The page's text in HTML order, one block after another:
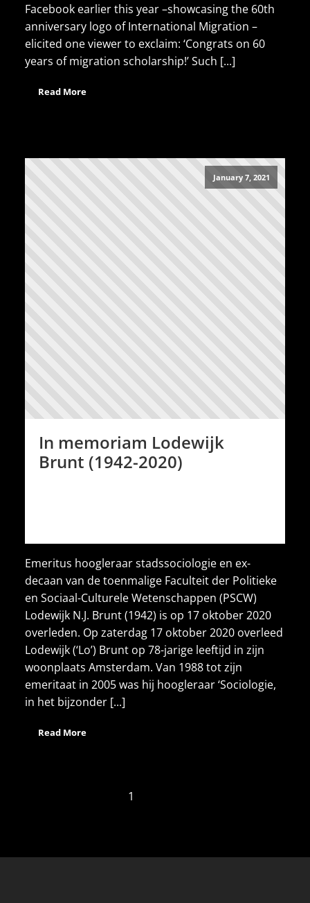
Facebook earlier this year –showcasing the 60th
anniversary logo of International Migration –
elicited one viewer to exclaim: ‘Congrats on 60
years of migration scholarship!’ Such [...]
Read More
January 7, 2021
In memoriam Lodewijk
Brunt (1942-2020)
Emeritus hoogleraar stadssociologie en ex-
decaan van de toenmalige Faculteit der Politieke
en Sociaal-Culturele Wetenschappen (PSCW)
Lodewijk N.J. Brunt (1942) is op 17 oktober 2020
overleden. Op zaterdag 17 oktober 2020 overleed
Lodewijk (‘Lo’) Brunt op 78-jarige leeftijd in zijn
woonplaats Amsterdam. Van 1988 tot zijn
emeritaat in 2005 was hij hoogleraar ‘Sociologie,
in het bijzonder [...]
Read More
1